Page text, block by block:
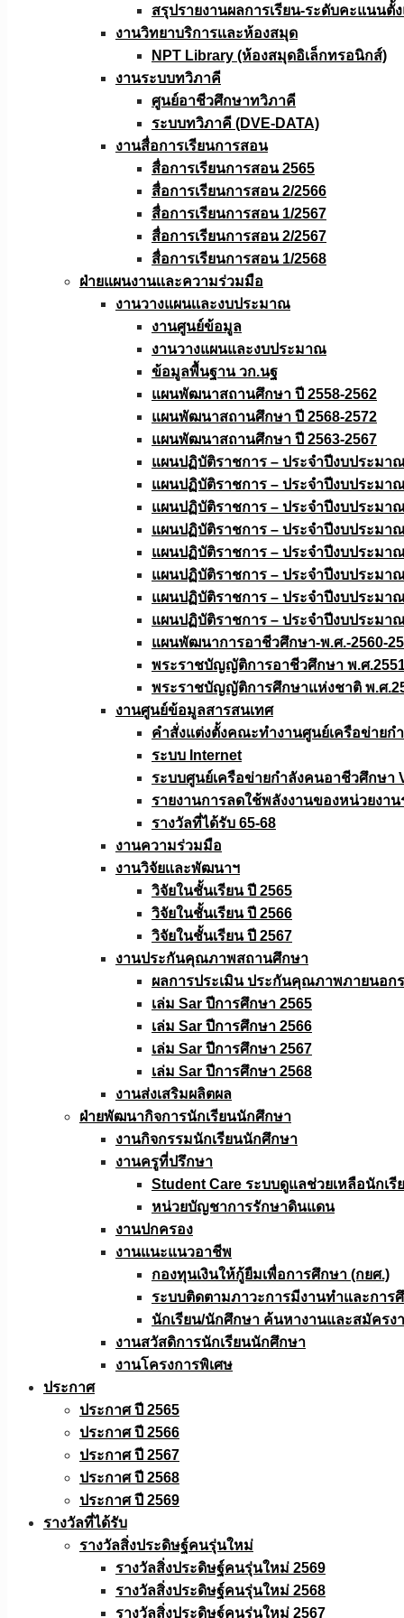
สรุปรายงานผลการเรียน-ระดับคะแนนตั้
งานวิทยาบริการเเละห้องสมุด
NPT Library (ห้องสมุดอิเล็กทรอนิกส์)
งานระบบทวิภาคี
ศูนย์อาชีวศึกษาทวิภาคี
ระบบทวิภาคี (DVE-DATA)
งานสื่อการเรียนการสอน
สื่อการเรียนการสอน 2565
สื่อการเรียนการสอน 2/2566
สื่อการเรียนการสอน 1/2567
สื่อการเรียนการสอน 2/2567
สื่อการเรียนการสอน 1/2568
ฝ่ายแผนงานเเละความร่วมมือ
งานวางแผนเเละงบประมาณ
งานศูนย์ข้อมูล
งานวางแผนและงบประมาณ
ข้อมูลพื้นฐาน วก.นฐ
แผนพัฒนาสถานศึกษา ปี 2558-2562
แผนพัฒนาสถานศึกษา ปี 2568-2572
แผนพัฒนาสถานศึกษา ปี 2563-2567
แผนปฏิบัติราชการ – ประจำปีงบประมา
แผนปฏิบัติราชการ – ประจำปีงบประมา
แผนปฏิบัติราชการ – ประจำปีงบประมา
แผนปฏิบัติราชการ – ประจำปีงบประมา
แผนปฏิบัติราชการ – ประจำปีงบประมา
แผนปฏิบัติราชการ – ประจำปีงบประมา
แผนปฏิบัติราชการ – ประจำปีงบประมา
แผนปฏิบัติราชการ – ประจำปีงบประมา
แผนพัฒนาการอาชีวศึกษา-พ.ศ.-2560-
พระราชบัญญัติการอาชีวศึกษา พ.ศ
พระราชบัญญัติการศึกษาแห่งชาติ พ.ศ
งานศูนย์ข้อมูลสารสนเทศ
คำสั่งแต่งตั้งคณะทำงานศูนย์เครือข่าย
ระบบ Internet
ระบบศูนย์เครือข่ายกำลังคนอาชีวศึกษา
รายงานการลดใช้พลังงานของหน่วยงา
รางวัลที่ได้รับ 65-68
งานความร่วมมือ
งานวิจัยเเละพัฒนาฯ
วิจัยในชั้นเรียน ปี 2565
วิจัยในชั้นเรียน ปี 2566
วิจัยในชั้นเรียน ปี 2567
งานประกันคุณภาพสถานศึกษา
ผลการประเมิน ประกันคุณภาพภายนอก
เล่ม Sar ปีการศึกษา 2565
เล่ม Sar ปีการศึกษา 2566
เล่ม Sar ปีการศึกษา 2567
เล่ม Sar ปีการศึกษา 2568
งานส่งเสริมผลิตผล
ฝ่ายพัฒนากิจการนักเรียนนักศึกษา
งานกิจกรรมนักเรียนนักศึกษา
งานครูที่ปรึกษา
Student Care ระบบดูแลช่วยเหลือนักเรี
หน่วยบัญชาการรักษาดินแดน
งานปกครอง
งานแนะแนวอาชีพ
กองทุนเงินให้กู้ยืมเพื่อการศึกษา (กยศ.)
ระบบติดตามภาวะการมีงานทำและการ
นักเรียน/นักศึกษา ค้นหางานและสมัครง
งานสวัสดิการนักเรียนนักศึกษา
งานโครงการพิเศษ
ประกาศ
ประกาศ ปี 2565
ประกาศ ปี 2566
ประกาศ ปี 2567
ประกาศ ปี 2568
ประกาศ ปี 2569
รางวัลที่ได้รับ
รางวัลสิ่งประดิษฐ์คนรุ่นใหม่
รางวัลสิ่งประดิษฐ์คนรุ่นใหม่ 2569
รางวัลสิ่งประดิษฐ์คนรุ่นใหม่ 2568
รางวัลสิ่งประดิษฐ์คนรุ่นใหม่ 2567